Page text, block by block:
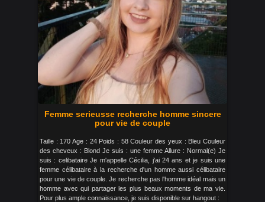
Femme serieusse recherche homme sincere
pour vie de couple
Taille : 170 Age : 24 Poids : 58 Couleur des yeux : Bleu Couleur
des cheveux : Blond Je suis : une femme Allure : Normal(e) Je
suis : celibataire Je m'appelle Cécilia, j'ai 24 ans et je suis une
femme célibataire à la recherche d'un homme aussi célibataire
pour une vie de couple. Je recherche pas l'homme idéal mais un
homme avec qui partager les plus beaux moments de ma vie.
Pour plus ample connaissance, je suis disponible sur hangout :